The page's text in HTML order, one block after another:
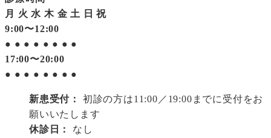
月
火 水 木 金 土 日 祝
9:00〜12:00
● ● ● ● ● ● ● ●
17:00〜20:00
● ● ● ● ● ● ● ●
新患受付：
初診の方は11:00／19:00までに受付をお
願いいたします
休診日：
なし